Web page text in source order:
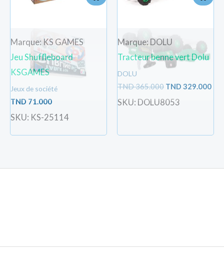
Marque: KS GAMES
Jeu Shuffleboard
KSGAMES
Jeux de société
TND 71.000
SKU: KS-25114
Marque: DOLU
Tracteur benne vert Dolu
DOLU
TND365.000 TND 329.000
SKU: DOLU8053